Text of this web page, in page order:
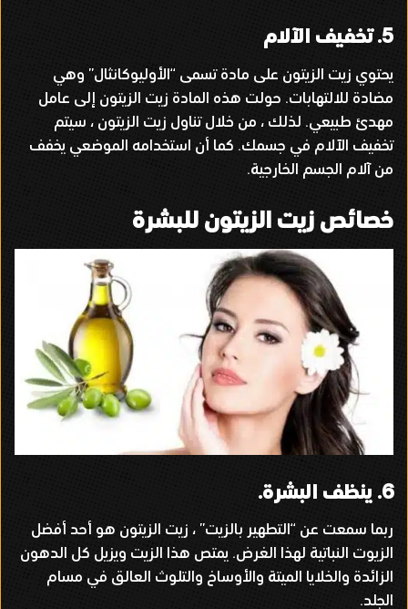
5. تخفيف الآلام
يحتوي زيت الزيتون على مادة تسمى “الأوليوكانثال” وهي
مضادة للالتهابات. حولت هذه المادة زيت الزيتون إلى عامل
مهدئ طبيعي. لذلك ، من خلال تناول زيت الزيتون ، سيتم
تخفيف الآلام في جسمك. كما أن استخدامه الموضعي يخفف
من آلام الجسم الخارجية.
خصائص زيت الزيتون للبشرة
6. ينظف البشرة.
ربما سمعت عن “التطهير بالزيت” ، زيت الزيتون هو أحد أفضل
الزيوت النباتية لهذا الغرض. يمتص هذا الزيت ويزيل كل الدهون
الزائدة والخلايا الميتة والأوساخ والتلوث العالق في مسام
الجلد.